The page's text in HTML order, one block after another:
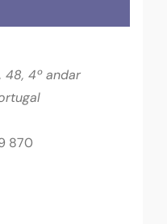
48, 4º andar
870